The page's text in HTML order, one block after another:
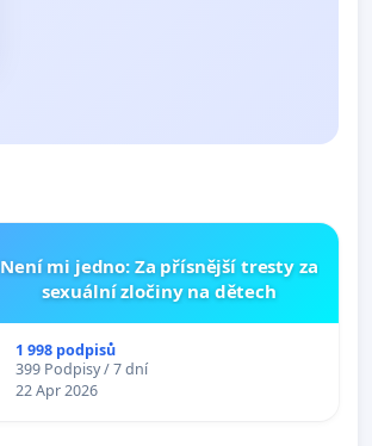
Není mi jedno: Za přísnější tresty za
sexuální zločiny na dětech
1 998 podpisů
399 Podpisy / 7 dní
22 Apr 2026